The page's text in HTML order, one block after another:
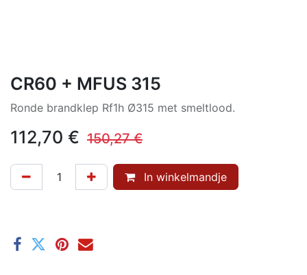
CR60 + MFUS 315
Ronde brandklep Rf1h Ø315 met smeltlood.
112,70 € 150,27€
In winkelmandje